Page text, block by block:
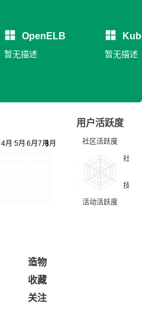
OpenELB
暂无描述 暂无描述
用户活跃度
造物
收藏
关注